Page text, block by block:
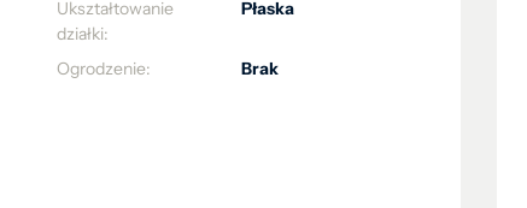
Ukształtowanie
działki:
Płaska
Ogrodzenie: Brak